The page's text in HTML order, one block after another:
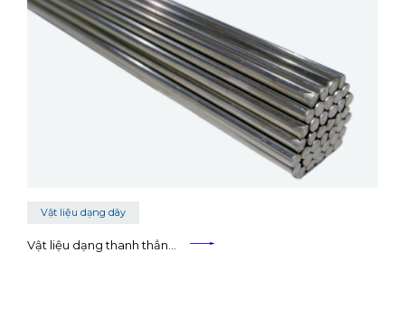
Vật liệu dạng dây
Vật liệu dạng thanh thẳn…